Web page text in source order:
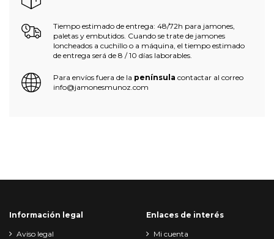
Tiempo estimado de entrega: 48/72h para jamones,
paletas y embutidos. Cuando se trate de jamones
loncheados a cuchillo o a máquina, el tiempo estimado
de entrega será de 8 / 10 días laborables.
Para envíos fuera de la península contactar al correo
info@jamonesmunoz.com
Información legal
Aviso legal
Enlaces de interés
Mi cuenta